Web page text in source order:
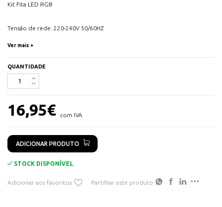
Kit Fita LED RGB
Tensão de rede: 220-240V 50/60HZ
IP20
Dimensões fita:
Comprimento: 5000mm
Ver mais +
QUANTIDADE
16,95€ com IVA
ADICIONAR PRODUTO
STOCK DISPONÍVEL
Adicionar aos favoritos Partilhar este produto